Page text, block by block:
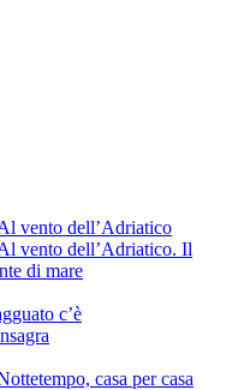
vento dell’Adriatico
vento dell’Adriatico. Il
di mare
c’è
casa per casa